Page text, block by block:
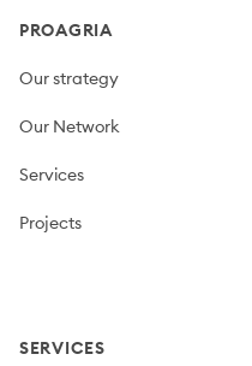
PROAGRIA
Our strategy
Our Network
Services
Projects
SERVICES